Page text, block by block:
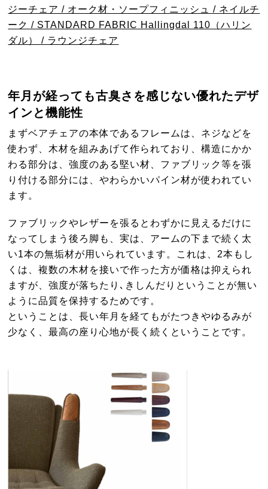
ジーチェア / オーク材・ソープフィニッシュ / ネイルチ
ーク / STANDARD FABRIC Hallingdal 110（ハリン
ダル） / ラウンジチェア
年月が経っても古臭さを感じない優れたデザ
インと機能性
まずベアチェアの本体であるフレームは、ネジなどを
使わず、木材を組みあげて作られており、構造にかか
わる部分は、強度のある堅い材、ファブリック等を張
り付ける部分には、やわらかいパイン材が使われてい
ます。
ファブリックやレザーを張るとわずかに見えるだけに
なってしまう後ろ脚も、実は、アームの下まで続く太
い1本の無垢材が用いられています。これは、2本もし
くは、複数の木材を接いで作った方が価格は抑えられ
ますが、強度が落ちたり､きしんだりということが無い
ように品質を保持するためです。
ということは、長い年月を経てもがたつきやゆるみが
少なく、最高の座り心地が長く続くということです。